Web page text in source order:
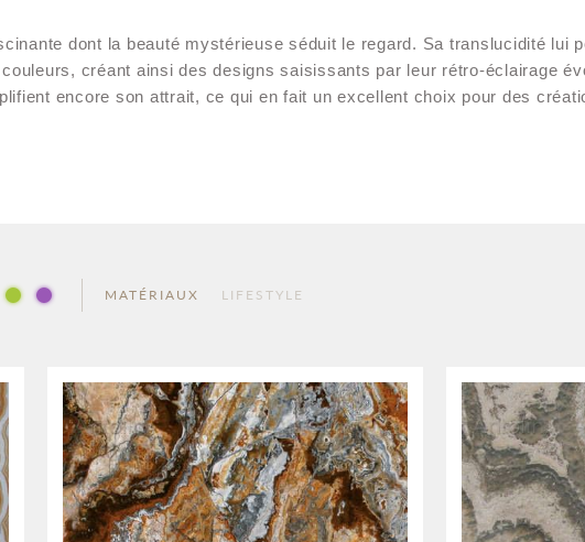
dont la beauté mystérieuse séduit le regard. Sa translucidité lui
créant ainsi des designs saisissants par leur rétro-éclairage
encore son attrait, ce qui en fait un excellent choix pour des
MATÉRIAUX LIFESTYLE